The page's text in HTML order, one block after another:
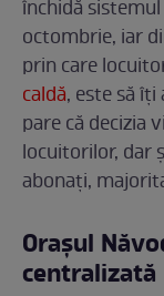
închidă
octombrie, iar
prin care
caldă, este să
pare că decizia
locuitorilor, dar
abonați,
Orașul
centralizată